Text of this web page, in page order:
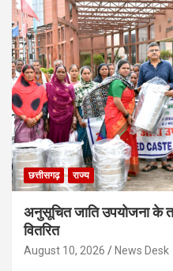
छत्तीसगढ़ राज्य
अनुसूचित जाति उपयोजना के
वितरित
August 10, 2026 News Desk